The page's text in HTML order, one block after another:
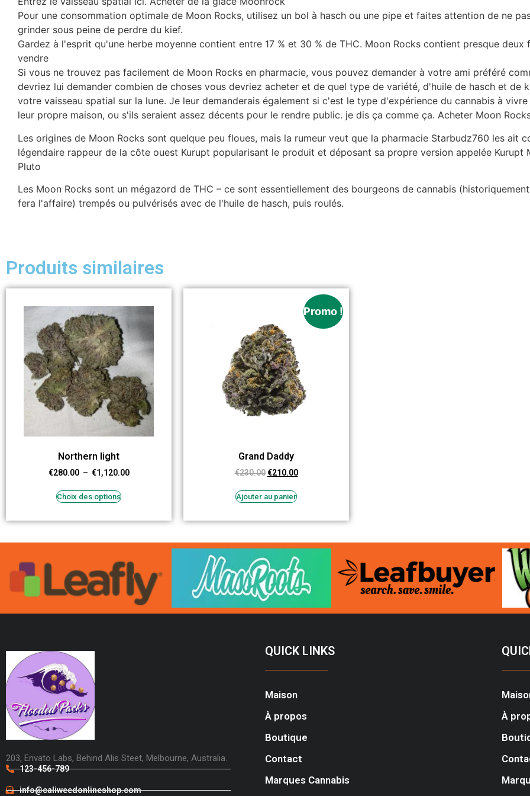
Pour une consommation optimale de Moon Rocks, utilisez un bol à hasch ou une pipe et faites attention de ne
grinder sous peine de perdre du kief.
Gardez à l'esprit qu'une herbe moyenne contient entre 17 % et 30 % de THC. Moon Rocks contient presque deux
vendre
Si vous ne trouvez pas facilement de Moon Rocks en pharmacie, vous pouvez demander à votre ami préféré
devriez lui demander combien de choses vous devriez acheter et de quel type de variété, d'huile de hasch et de
votre vaisseau spatial sur la lune. Je leur demanderais également si c'est le type d'expérience du cannabis à
leur propre maison, ou s'ils seraient assez décents pour le rendre public. je dis ça comme ça. Acheter Moon
Les origines de Moon Rocks sont quelque peu floues, mais la rumeur veut que la pharmacie Starbudz760 les ait
légendaire rappeur de la côte ouest Kurupt popularisant le produit et déposant sa propre version appelée Kurupt
Pluto
Les Moon Rocks sont un mégazord de THC – ce sont essentiellement des bourgeons de cannabis
fera l'affaire) trempés ou pulvérisés avec de l'huile de hasch, puis roulés.
Produits similaires
Northern light
€280.00 – €1,120.00
Choix des options
Promo !
Grand Daddy
€230.00 €210.00
Ajouter au panier
203, Envato Labs, Behind Alis Steet, Melbourne, Australia.
123-456-789
info@caliweedonlineshop.com
QUICK LINKS
Maison
À propos
Boutique
Contact
Marques Cannabis
À